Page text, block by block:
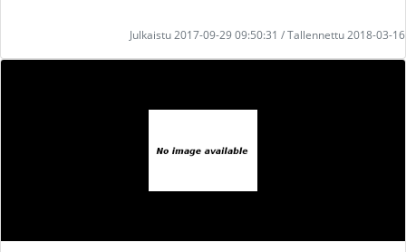
Julkaistu 2017-09-29 09:50:31 / Tallennettu 2018-03-16